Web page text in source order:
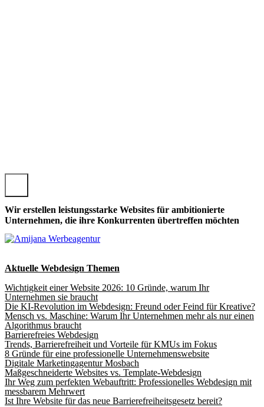
Wir erstellen leistungsstarke Websites für ambitionierte
Unternehmen, die ihre Konkurrenten übertreffen möchten
Aktuelle Webdesign Themen
Wichtigkeit einer Website 2026: 10 Gründe, warum Ihr
Unternehmen sie braucht
Die KI-Revolution im Webdesign: Freund oder Feind für Kreative?
Mensch vs. Maschine: Warum Ihr Unternehmen mehr als nur einen
Algorithmus braucht
Barrierefreies Webdesign
Trends, Barrierefreiheit und Vorteile für KMUs im Fokus
8 Gründe für eine professionelle Unternehmenswebsite
Digitale Marketingagentur Mosbach
Maßgeschneiderte Websites vs. Template-Webdesign
Ihr Weg zum perfekten Webauftritt: Professionelles Webdesign mit
messbarem Mehrwert
Ist Ihre Website für das neue Barrierefreiheitsgesetz bereit?